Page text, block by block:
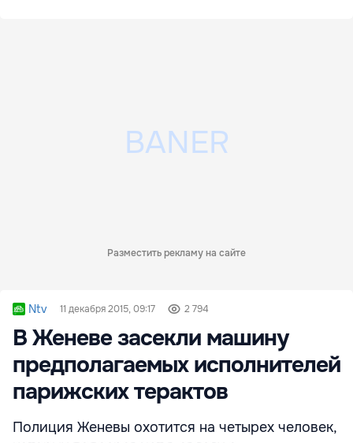
Разместить рекламу на сайте
Ntv 11 декабря 2015, 09:17 2 794
В Женеве засекли машину
предполагаемых исполнителей
парижских терактов
Полиция Женевы охотится на четырех человек,